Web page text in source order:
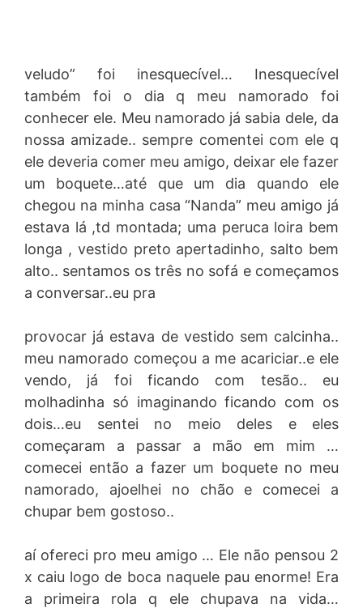
veludo” foi inesquecível… Inesquecível
também foi o dia q meu namorado foi
conhecer ele. Meu namorado já sabia dele, da
nossa amizade.. sempre comentei com ele q
ele deveria comer meu amigo, deixar ele fazer
um boquete…até que um dia quando ele
chegou na minha casa “Nanda” meu amigo já
estava lá ,td montada; uma peruca loira bem
longa , vestido preto apertadinho, salto bem
alto.. sentamos os três no sofá e começamos
a conversar..eu pra
provocar já estava de vestido sem calcinha..
meu namorado começou a me acariciar..e ele
vendo, já foi ficando com tesão.. eu
molhadinha só imaginando ficando com os
dois…eu sentei no meio deles e eles
começaram a passar a mão em mim …
comecei então a fazer um boquete no meu
namorado, ajoelhei no chão e comecei a
chupar bem gostoso..
aí ofereci pro meu amigo … Ele não pensou 2
x caiu logo de boca naquele pau enorme! Era
a primeira rola q ele chupava na vida…